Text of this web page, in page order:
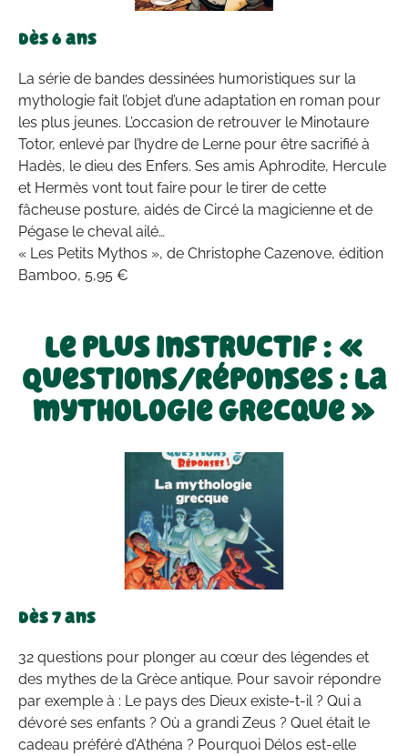
Dès 6 ans
La série de bandes dessinées humoristiques sur la
mythologie fait l’objet d’une adaptation en roman pour
les plus jeunes. L’occasion de retrouver le Minotaure
Totor, enlevé par l’hydre de Lerne pour être sacrifié à
Hadès, le dieu des Enfers. Ses amis Aphrodite, Hercule
et Hermès vont tout faire pour le tirer de cette
fâcheuse posture, aidés de Circé la magicienne et de
Pégase le cheval ailé…
« Les Petits Mythos », de Christophe Cazenove, édition
Bamboo, 5,95 €
Le plus instructif : «
Questions/Réponses : La
mythologie grecque »
Dès 7 ans
32 questions pour plonger au cœur des légendes et
des mythes de la Grèce antique. Pour savoir répondre
par exemple à : Le pays des Dieux existe-t-il ? Qui a
dévoré ses enfants ? Où a grandi Zeus ? Quel était le
cadeau préféré d’Athéna ? Pourquoi Délos est-elle